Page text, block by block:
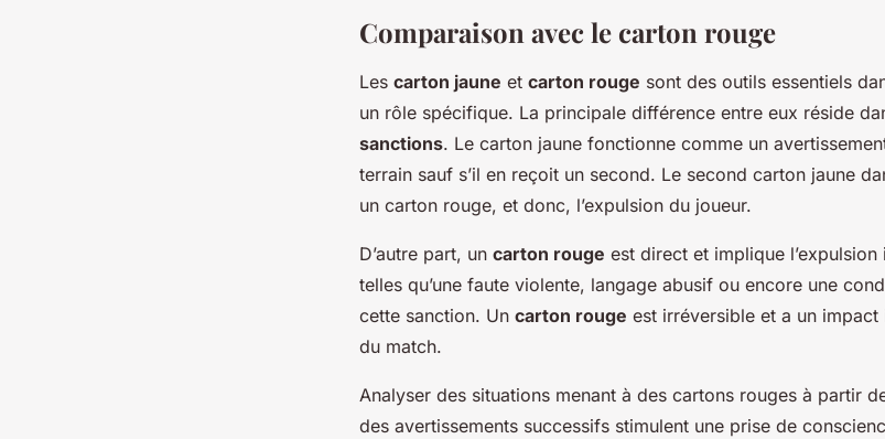
Comparaison avec le carton rouge
Les carton jaune et carton rouge sont des outils essentiels
un rôle spécifique. La principale différence entre eux réside
sanctions. Le carton jaune fonctionne comme un
terrain sauf s’il en reçoit un second. Le second carton jaune
un carton rouge, et donc, l’expulsion du joueur.
D’autre part, un carton rouge est direct et implique
telles qu’une faute violente, langage abusif ou encore une
cette sanction. Un carton rouge est irréversible et a un
du match.
Analyser des situations menant à des cartons rouges à partir
des avertissements successifs stimulent une prise de